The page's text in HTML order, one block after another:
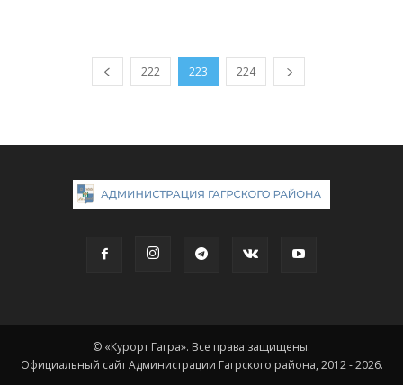
222 223 224
© «Курорт Гагра». Все права защищены.
Официальный сайт Администрации Гагрского района, 2012 - 2026.